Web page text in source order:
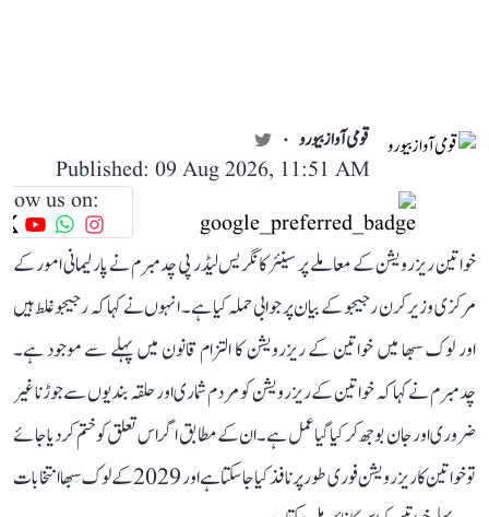
قومی آواز بیورو
Published: 09 Aug 2026, 11:51 AM
us on:
خواتین ریزرویشن کے معاملے پر سینئر کانگریس لیڈر پی چدمبرم نے پارلیمانی امور کے
مرکزی وزیر کرن رجیجو کے بیان پر جوابی حملہ کیا ہے۔ انہوں نے کہا کہ رجیجو غلط ہیں
اور لوک سبھا میں خواتین کے ریزرویشن کا التزام قانون میں پہلے سے موجود ہے۔
چدمبرم نے کہا کہ خواتین کے ریزرویشن کو مردم شماری اور حلقہ بندیوں سے جوڑنا غیر
ضروری اور جان بوجھ کر کیا گیا عمل ہے۔ ان کے مطابق اگر اس تعلق کو ختم کر دیا جائے
تو خواتین کا ریزرویشن فوری طور پر نافذ کیا جا سکتا ہے اور 2029 کے لوک سبھا انتخابات